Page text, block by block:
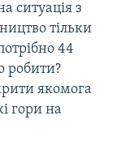
ситуація з
тільки
44
робити?
якомога
гори на